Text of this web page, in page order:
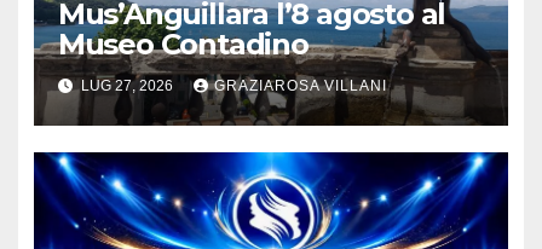
Mus’Anguillara l’8 agosto al
Museo Contadino
LUG 27, 2026 GRAZIAROSA VILLANI